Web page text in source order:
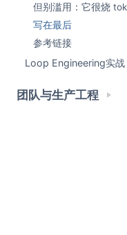
但别滥用：它很烧
写在最后
参考链接
Loop Engineering实战
团队与生产工程
要把它们做到极致，
搓一套 harness
动态工作流的意思就
harness，不用你手